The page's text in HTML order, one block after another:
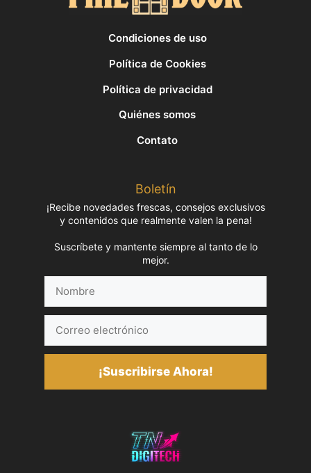
Condiciones de uso
Política de Cookies
Política de privacidad
Quiénes somos
Contato
Boletín
¡Recibe novedades frescas, consejos exclusivos
y contenidos que realmente valen la pena!
Suscríbete y mantente siempre al tanto de lo
mejor.
electrónico
¡Suscribirse Ahora!